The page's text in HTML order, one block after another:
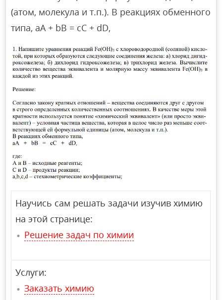
(атом, молекула и т.п.). В реакциях обменного
типа, aA + bB = cC + dD,
Научись сам решать задачи изучив химию
на этой странице:
Решение задач по химии
Услуги:
Заказать химию